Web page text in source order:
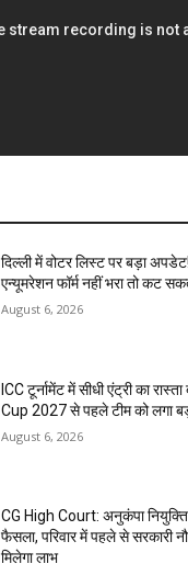
दिल्ली में वोटर लिस्ट पर बड़ा
एन्यूमरेशन फॉर्म नहीं भरा तो कट
August 6, 2026
ICC टूर्नामेंट में सीधी एंट्री का
Cup 2027 से पहले टीम को लगा
August 6, 2026
CG High Court: अनुकंपा नियुक्ति
फैसला, परिवार में पहले से सरकारी
मिलेगा लाभ